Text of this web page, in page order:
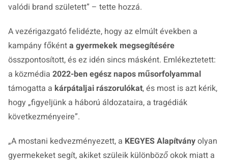
valódi brand született” – tette hozzá.
A vezérigazgató felidézte, hogy az elmúlt években a
kampány főkénta gyermekek megsegítésére
összpontosított, és ez idén sincs másként. Emlékeztetett:
a közmédia 2022-ben egész napos műsorfolyammal
támogatta a kárpátaljai rászorulókat, és most is azt kérik,
hogy „figyeljünk a háború áldozataira, a tragédiák
következményeire”.
„A mostani kedvezményezett, a KEGYES Alapítványolyan
gyermekeket segít, akiket szüleik különböző okok miatt a